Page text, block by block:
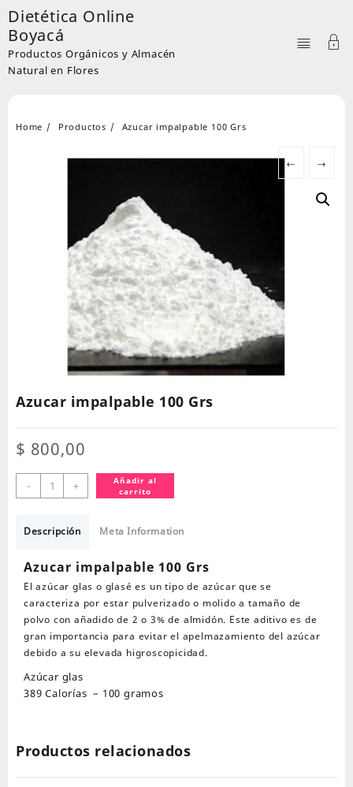
Skip
to
content
Dietética Online
Boyacá
Productos Orgánicos y Almacén
Natural en Flores
Home Productos Azucar impalpable 100 Grs
← →
Azucar impalpable 100 Grs
$ 800,00
-
Azucar
impalpable
Grs
+
Añadir al
carrito
Descripción Meta Information
Azucar impalpable 100 Grs
El azúcar glas o glasé es un tipo de azúcar que se
caracteriza por estar pulverizado o molido a tamaño de
polvo con añadido de 2 o 3% de almidón. Este aditivo es de
gran importancia para evitar el apelmazamiento del azúcar
debido a su elevada higroscopicidad.
Azúcar glas
389 Calorías – 100 gramos
Productos relacionados